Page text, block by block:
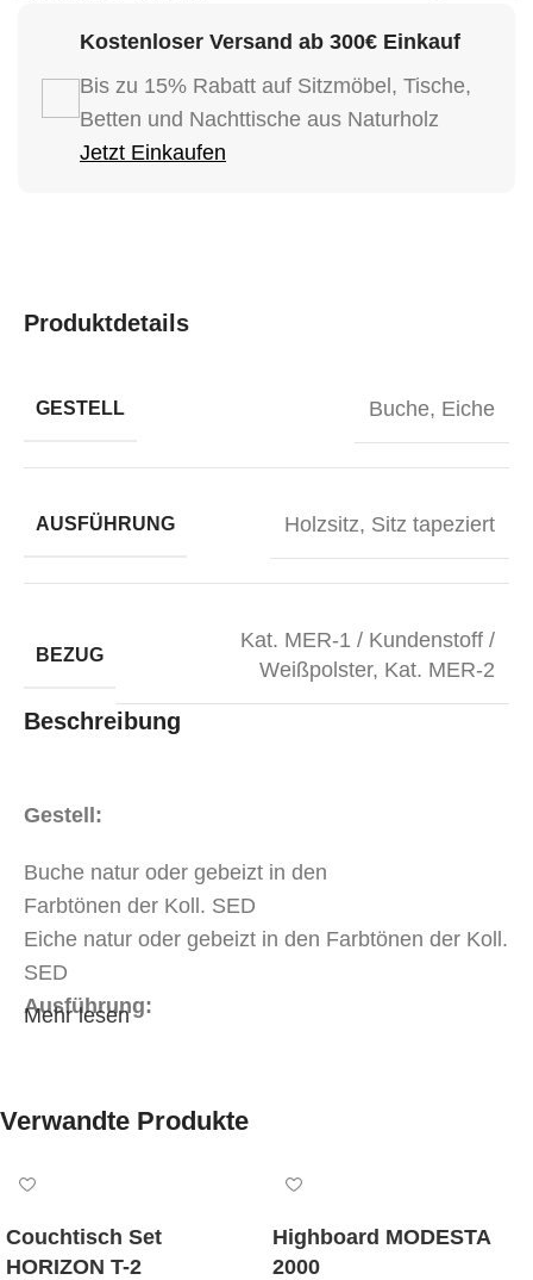
Kostenloser Versand ab 300€ Einkauf
Bis zu 15% Rabatt auf Sitzmöbel, Tische,
Betten und Nachttische aus Naturholz
Jetzt Einkaufen
Produktdetails
GESTELL Buche, Eiche
AUSFÜHRUNG Holzsitz, Sitz tapeziert
BEZUG
Kat. MER-1 / Kundenstoff /
Weißpolster, Kat. MER-2
Beschreibung
Gestell:
Buche natur oder gebeizt in den
Farbtönen der Koll. SED
Eiche natur oder gebeizt in den Farbtönen der Koll.
SED
Ausführung:
Bezug:
Stoff oder Kunstleder in Objektqualität in der Kat.
Stoff oder Kunstleder in Objektqualität der Kat.
Mehr lesen
Verwandte Produkte
Couchtisch Set
HORIZON T-2
Highboard MODESTA
2000